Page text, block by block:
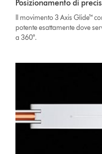
Posizionamento di
Il movimento 3 Axis Glide™
potente esattamente dove
a 360°.